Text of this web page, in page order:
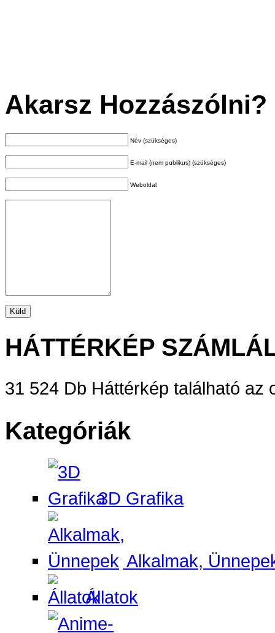
Akarsz Hozzászólni?
Név (szükséges)
E-mail (nem publikus) (szükséges)
Weboldal
HÁTTÉRKÉP
31 524 Db Háttérkép található az
Kategóriák
3D Grafika
Alkalmak,
Állatok